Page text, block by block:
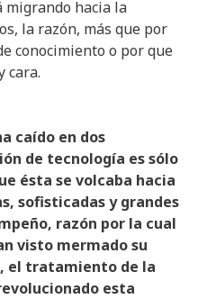
migrando hacia la
la razón, más que por
conocimiento o por que
cara.
caído en dos
de tecnología es sólo
ésta se volcaba hacia
sofisticadas y grandes
razón por la cual
visto mermado su
el tratamiento de la
esta